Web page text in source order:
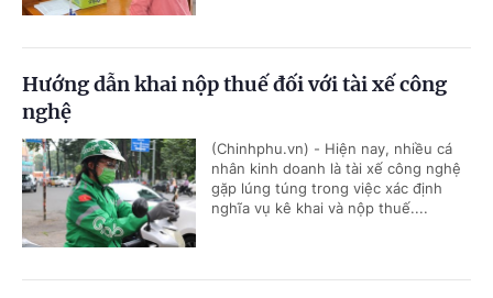
Hướng dẫn khai nộp thuế đối với tài xế công
nghệ
(Chinhphu.vn) - Hiện nay, nhiều cá
nhân kinh doanh là tài xế công nghệ
gặp lúng túng trong việc xác định
nghĩa vụ kê khai và nộp thuế....